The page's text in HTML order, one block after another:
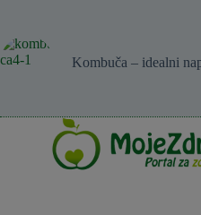
Kombuča – idealni